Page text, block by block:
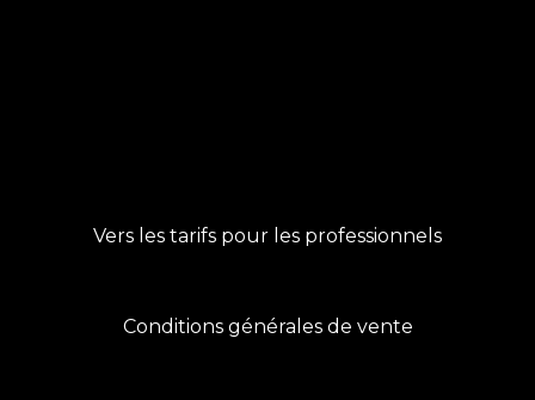
Vers les tarifs pour les professionnels
Conditions générales de vente